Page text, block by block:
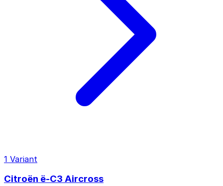
1 Variant
Citroën ë-C3 Aircross